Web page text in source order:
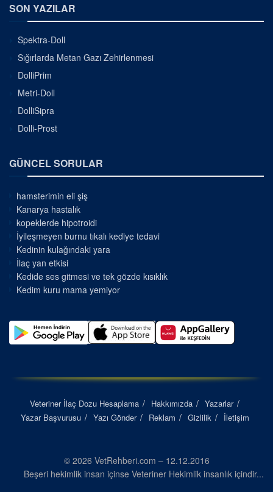
SON YAZILAR
Spektra-Doll
Sığırlarda Metan Gazı Zehirlenmesi
DolliPrim
Metri-Doll
DolliSipra
Dolli-Prost
GÜNCEL SORULAR
hamsterimin eli şiş
Kanarya hastalık
kopeklerde hipotroidi
İyileşmeyen burnu tıkalı kediye tedavi
Kedinin kulağındaki yara
İlaç yan etkisi
Kedide ses gitmesi ve tek gözde kısıklık
Kedim kuru mama yemiyor
Veteriner İlaç Dozu Hesaplama Hakkımızda
Yazarlar
Yazar Başvurusu
Yazı Gönder Reklam Gizlilik İletişim
© 2026 VetRehberi.com – 12.12.2016
Beşeri hekimlik insan içinse Veteriner Hekimlik insanlık içindir...